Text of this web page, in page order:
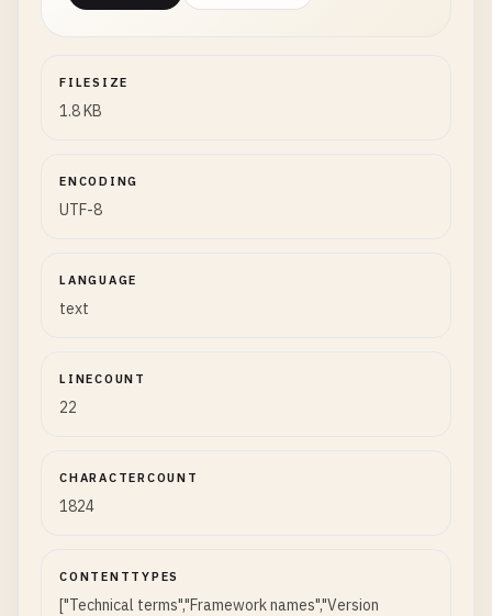
FILESIZE
1.8 KB
ENCODING
UTF-8
LANGUAGE
text
LINECOUNT
22
CHARACTERCOUNT
1824
CONTENTTYPES
["Technical terms","Framework names","Version